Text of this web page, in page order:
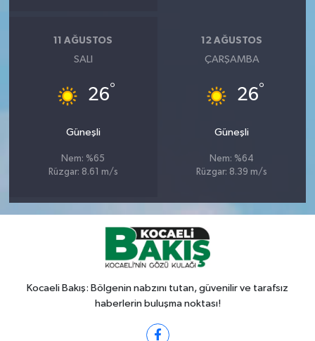
11 AĞUSTOS
SALI
26°
Güneşli
Nem: %65
Rüzgar: 8.61 m/s
12 AĞUSTOS
ÇARŞAMBA
26°
Güneşli
Nem: %64
Rüzgar: 8.39 m/s
Kocaeli Bakış: Bölgenin nabzını tutan, güvenilir ve tarafsız
haberlerin buluşma noktası!